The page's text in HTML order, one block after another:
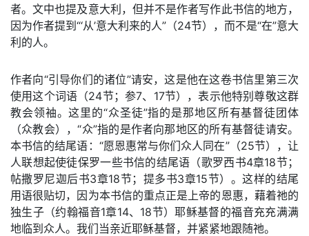
者。文中也提及意大利，但并不是作者写作此书信的地方，
因为作者提到“‘从’意大利来的人”（24节），而不是“在”意大
利的人。
作者向“引导你们的诸位”请安，这是他在这卷书信里第三次
使用这个词语（24节；参7、17节），表示他特别尊敬这群
教会领袖。这里的“众圣徒”指的是那地区所有基督徒团体
（众教会），“众”指的是作者向那地区的所有基督徒请安。
本书信的结尾语：“愿恩惠常与你们众人同在”（25节），让
人联想起使徒保罗一些书信的结尾语（歌罗西书4章18节；
帖撒罗尼迦后书3章18节；提多书3章15节）。这样的结尾
用语很贴切，因为本书信的重点正是上帝的恩惠，藉着祂的
独生子（约翰福音1章14、18节）耶稣基督的福音充充满满
地临到众人。我们当亲近耶稣基督，并紧紧地跟随祂。